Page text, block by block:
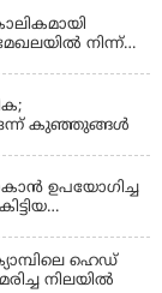
നിന്ന്
ഒന്ന് കുഞ്ഞുങ്ങള്‍
ഉപയോഗിച്ച
ഹെഡ്
നിലയിൽ